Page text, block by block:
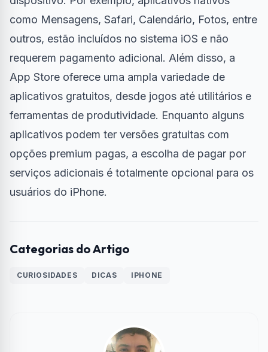
como Mensagens, Safari, Calendário, Fotos, entre
outros, estão incluídos no sistema iOS e não
requerem pagamento adicional. Além disso, a
App Store oferece uma ampla variedade de
aplicativos gratuitos, desde jogos até utilitários e
ferramentas de produtividade. Enquanto alguns
aplicativos podem ter versões gratuitas com
opções premium pagas, a escolha de pagar por
serviços adicionais é totalmente opcional para os
usuários do iPhone.
Categorias do Artigo
CURIOSIDADES DICAS IPHONE